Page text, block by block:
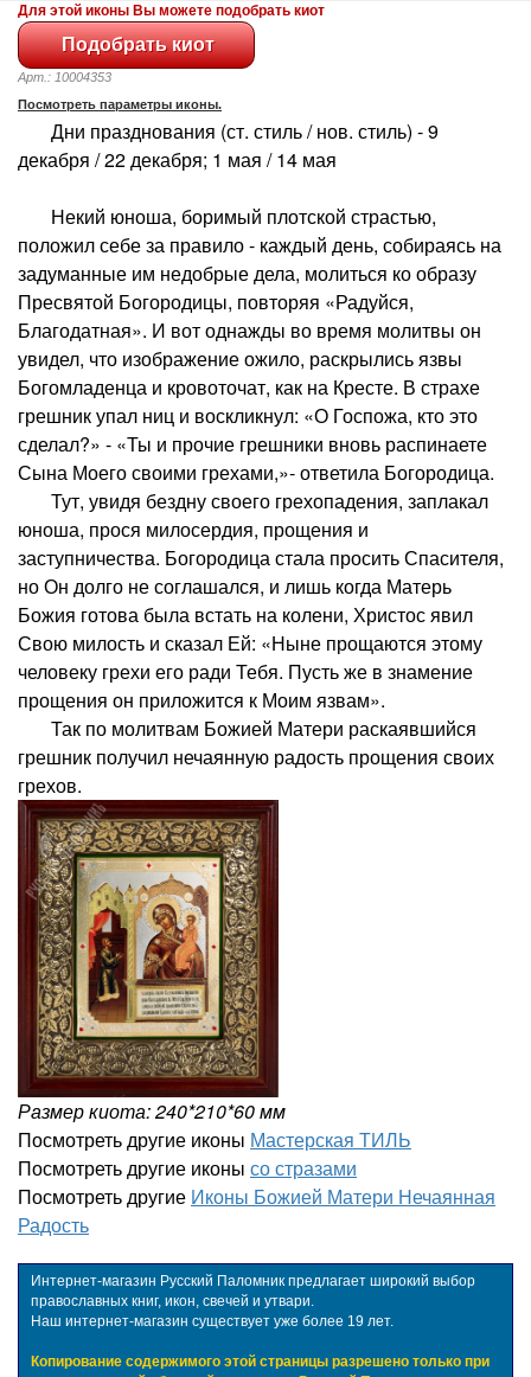
Для этой иконы Вы можете подобрать киот
Арт.: 10004353
Посмотреть параметры иконы.
Дни празднования (ст. стиль / нов. стиль) - 9
декабря / 22 декабря; 1 мая / 14 мая
Некий юноша, боримый плотской страстью,
положил себе за правило - каждый день, собираясь на
задуманные им недобрые дела, молиться ко образу
Пресвятой Богородицы, повторяя «Радуйся,
Благодатная». И вот однажды во время молитвы он
увидел, что изображение ожило, раскрылись язвы
Богомладенца и кровоточат, как на Кресте. В страхе
грешник упал ниц и воскликнул: «О Госпожа, кто это
сделал?» - «Ты и прочие грешники вновь распинаете
Сына Моего своими грехами,»- ответила Богородица.
Тут, увидя бездну своего грехопадения, заплакал
юноша, прося милосердия, прощения и
заступничества. Богородица стала просить Спасителя,
но Он долго не соглашался, и лишь когда Матерь
Божия готова была встать на колени, Христос явил
Свою милость и сказал Ей: «Ныне прощаются этому
человеку грехи его ради Тебя. Пусть же в знамение
прощения он приложится к Моим язвам».
Так по молитвам Божией Матери раскаявшийся
грешник получил нечаянную радость прощения своих
грехов.
Размер киота: 240*210*60 мм
Посмотреть другие иконы Мастерская ТИЛЬ
Посмотреть другие иконы со стразами
Посмотреть другие Иконы Божией Матери Нечаянная
Радость
Интернет-магазин Русский Паломник предлагает широкий выбор
православных книг, икон, свечей и утвари.
Наш интернет-магазин существует уже более 19 лет.
Копирование содержимого этой страницы разрешено только при